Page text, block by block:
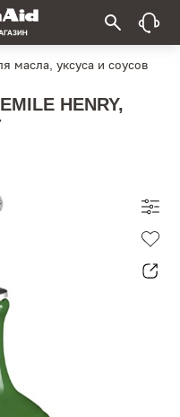
масла, уксуса и соусов
HENRY,